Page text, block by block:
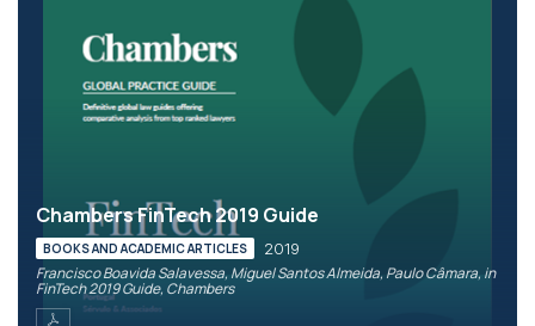
Chambers FinTech 2019 Guide
BOOKS AND ACADEMIC ARTICLES 2019
Francisco Boavida Salavessa, Miguel Santos Almeida, Paulo Câmara, in
FinTech 2019 Guide, Chambers